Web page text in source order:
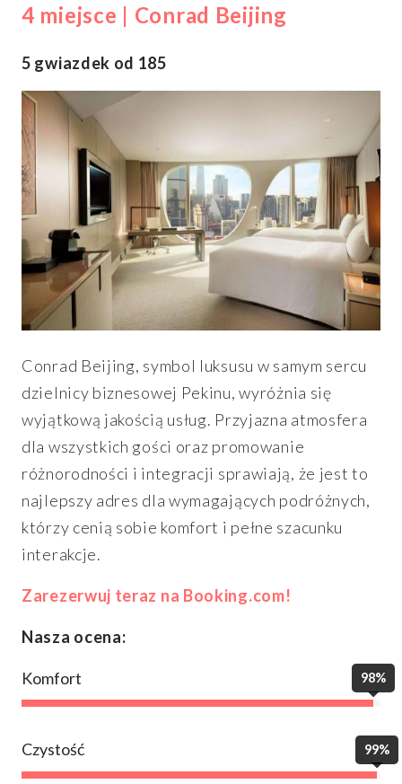
4 miejsce | Conrad Beijing
5 gwiazdek od 185
Conrad Beijing, symbol luksusu w samym sercu
dzielnicy biznesowej Pekinu, wyróżnia się
wyjątkową jakością usług. Przyjazna atmosfera
dla wszystkich gości oraz promowanie
różnorodności i integracji sprawiają, że jest to
najlepszy adres dla wymagających podróżnych,
którzy cenią sobie komfort i pełne szacunku
interakcje.
Zarezerwuj teraz na Booking.com!
Nasza ocena:
Komfort 98%
Czystość 99%